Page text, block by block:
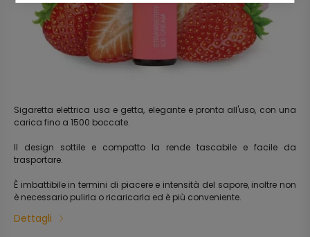
Sigaretta elettrica usa e getta, elegante e pronta all'uso, con una
carica fino a 1500 boccate.
Il design sottile e compatto la rende tascabile e facile da
trasportare.
È imbattibile in termini di piacere e intensità del sapore, inoltre non
è necessario pulirla o ricaricarla ed è più conveniente.
Dettagli